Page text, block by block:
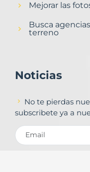
Mejorar las
Busca
terreno
Noticias
No te pierdas
subscribete ya a